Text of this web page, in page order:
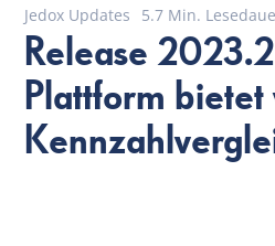
Ressourcen
Über uns
DE
Jedox Updates 5.7 Min.
Release
Plattform